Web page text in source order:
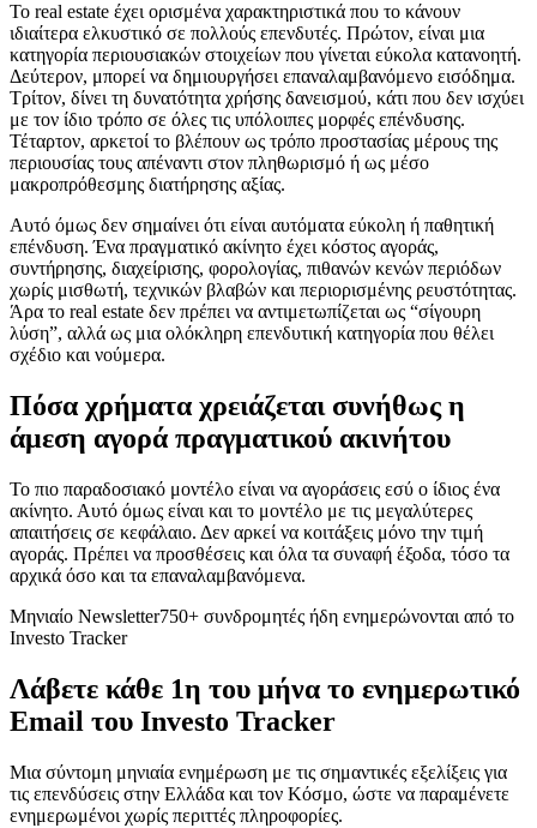
Το real estate έχει ορισμένα χαρακτηριστικά που το κάνουν
ιδιαίτερα ελκυστικό σε πολλούς επενδυτές. Πρώτον, είναι μια
κατηγορία περιουσιακών στοιχείων που γίνεται εύκολα κατανοητή.
Δεύτερον, μπορεί να δημιουργήσει επαναλαμβανόμενο εισόδημα.
Τρίτον, δίνει τη δυνατότητα χρήσης δανεισμού, κάτι που δεν ισχύει
με τον ίδιο τρόπο σε όλες τις υπόλοιπες μορφές επένδυσης.
Τέταρτον, αρκετοί το βλέπουν ως τρόπο προστασίας μέρους της
περιουσίας τους απέναντι στον πληθωρισμό ή ως μέσο
μακροπρόθεσμης διατήρησης αξίας.
Αυτό όμως δεν σημαίνει ότι είναι αυτόματα εύκολη ή παθητική
επένδυση. Ένα πραγματικό ακίνητο έχει κόστος αγοράς,
συντήρησης, διαχείρισης, φορολογίας, πιθανών κενών περιόδων
χωρίς μισθωτή, τεχνικών βλαβών και περιορισμένης ρευστότητας.
Άρα το real estate δεν πρέπει να αντιμετωπίζεται ως “σίγουρη
λύση”, αλλά ως μια ολόκληρη επενδυτική κατηγορία που θέλει
σχέδιο και νούμερα.
Πόσα χρήματα χρειάζεται συνήθως η
άμεση αγορά πραγματικού ακινήτου
Το πιο παραδοσιακό μοντέλο είναι να αγοράσεις εσύ ο ίδιος ένα
ακίνητο. Αυτό όμως είναι και το μοντέλο με τις μεγαλύτερες
απαιτήσεις σε κεφάλαιο. Δεν αρκεί να κοιτάξεις μόνο την τιμή
αγοράς. Πρέπει να προσθέσεις και όλα τα συναφή έξοδα, τόσο τα
αρχικά όσο και τα επαναλαμβανόμενα.
Μηνιαίο Newsletter750+ συνδρομητές ήδη ενημερώνονται από το
Investo Tracker
Λάβετε κάθε 1η του μήνα το ενημερωτικό
Email του Investo Tracker
Μια σύντομη μηνιαία ενημέρωση με τις σημαντικές εξελίξεις για
τις επενδύσεις στην Ελλάδα και τον Κόσμο, ώστε να παραμένετε
ενημερωμένοι χωρίς περιττές πληροφορίες.